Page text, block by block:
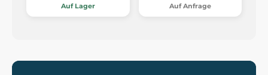
Auf Lager Auf Anfrage